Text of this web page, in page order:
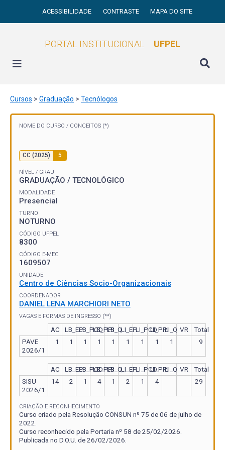
ACESSIBILIDADE CONTRASTE MAPA DO SITE
PORTAL INSTITUCIONAL UFPEL
Cursos > Graduação > Tecnólogos
NOME DO CURSO / CONCEITOS (*)
CC (2025) 5
NÍVEL / GRAU
GRADUAÇÃO / TECNOLÓGICO
MODALIDADE
Presencial
TURNO
NOTURNO
CÓDIGO UFPEL
8300
CÓDIGO E-MEC
1609507
UNIDADE
Centro de Ciências Socio-Organizacionais
COORDENADOR
DANIEL LENA MARCHIORI NETO
VAGAS E FORMAS DE INGRESSO (**)
AC LB_EPLB_PCDLB_PPILB_QLI_EPLI_PCDLI_PPILI_Q VR
Total
PAVE
2026/1
1 1 1 1 1 1 1 1 1 9
AC LB_EPLB_PCDLB_PPILB_QLI_EPLI_PCDLI_PPILI_Q VR
Total
SISU
2026/1
14 2 1 4 1 2 1 4 29
CRIAÇÃO E RECONHECIMENTO
Curso criado pela Resolução CONSUN nº 75 de 06 de julho de
2022.
Curso reconhecido pela Portaria nº 58 de 25/02/2026.
Publicada no D.O.U. de 26/02/2026.